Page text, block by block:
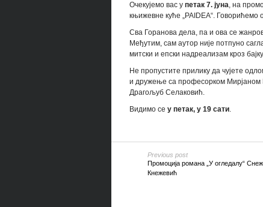
Очекујемо вас у петак 7. јуна, на
књижевне куће „PAIDEA“. Говорићемо
Сва Горанова дела, па и ова се
Међутим, сам аутор није потпуно
митски и епски надреализам кроз
Не пропустите прилику да чујете
и дружење са професорком Мирјаном
Драгољуб Селаковић.
Видимо се у петак, у 19 сати.
Previous post
Промоција романа „У огледалу“
Кнежевић